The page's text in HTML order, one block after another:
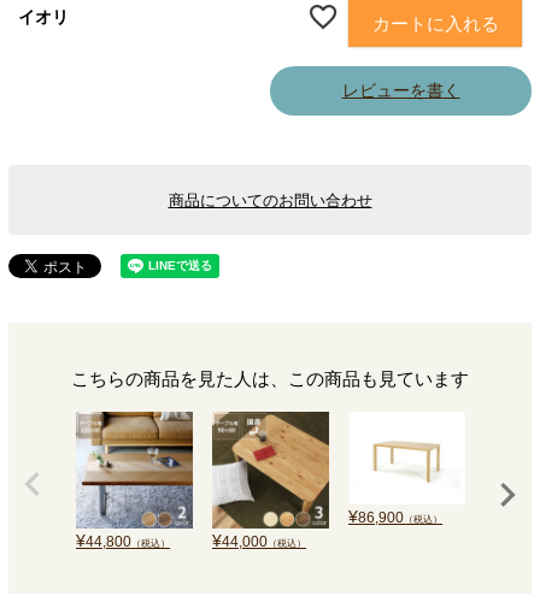
イオリ カートに入れる
レビューを書く
商品についてのお問い合わせ
こちらの商品を見た人は、この商品も見ています
¥44,800 （税込） ¥44,000 （税込）
¥86,900 （税込）